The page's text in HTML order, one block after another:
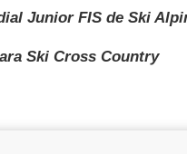
Junior FIS de Ski
Ski Cross Country